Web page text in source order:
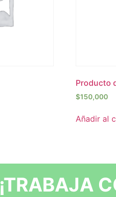
Producto
$150,000
Añadir al
¡TRABAJA